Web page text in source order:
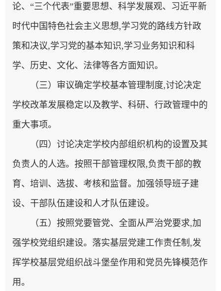
论、“三个代表”重要思想、科学发展观、习近平新
时代中国特色社会主义思想,学习党的路线方针政
策和决议,学习党的基本知识,学习业务知识和科
学、历史、文化、法律等各方面知识。
（三）审议确定学校基本管理制度,讨论决定
学校改革发展稳定以及教学、科研、行政管理中的
重大事项。
（四）讨论决定学校内部组织机构的设置及其
负责人的人选。按照干部管理权限,负责干部的教
育、培训、选拔、考核和监督。加强领导班子建
设、干部队伍建设和人才队伍建设。
（五）按照党要管党、全面从严治党要求,加
强学校党组织建设。落实基层党建工作责任制,发
挥学校基层党组织战斗堡垒作用和党员先锋模范作
用。